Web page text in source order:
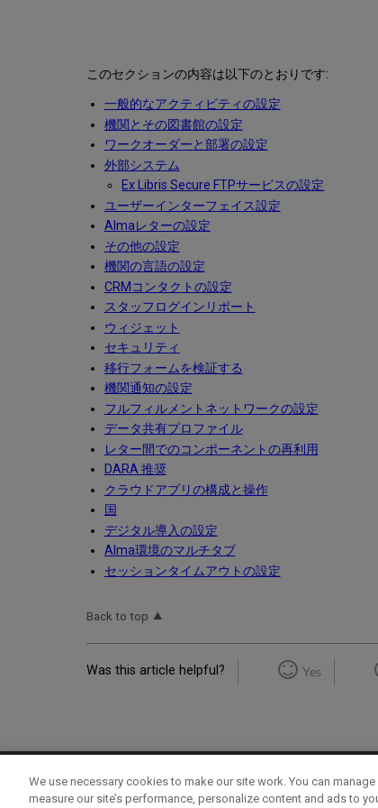
このセクションの内容は以下のとおりです:
一般的なアクティビティの設定
機関とその図書館の設定
ワークオーダーと部署の設定
外部システム
Ex Libris Secure FTPサービスの設定
ユーザーインターフェイス設定
Almaレターの設定
その他の設定
機関の言語の設定
CRMコンタクトの設定
スタッフログインリポート
ウィジェット
セキュリティ
移行フォームを検証する
機関通知の設定
フルフィルメントネットワークの設定
データ共有プロファイル
レター間でのコンポーネントの再利用
DARA 推奨
クラウドアプリの構成と操作
国
デジタル導入の設定
Alma環境のマルチタブ
セッションタイムアウトの設定
Back to top
Was this article helpful? Yes
Term of Use Privacy Policy Contact Us
We use necessary cookies to make our site work. You can
measure our site’s performance, personalize content and ads to